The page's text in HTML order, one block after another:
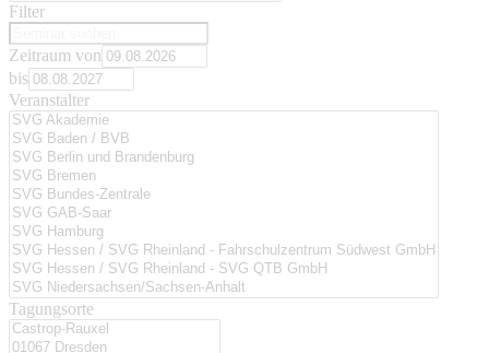
Filter
Zeitraum von
bis
Veranstalter
Tagungsorte